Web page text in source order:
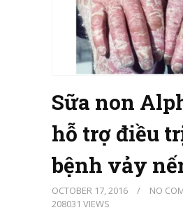
Sữa non
hỗ trợ điều
bệnh vảy
OCTOBER 17, 2016 / NO
208031 VIEWS